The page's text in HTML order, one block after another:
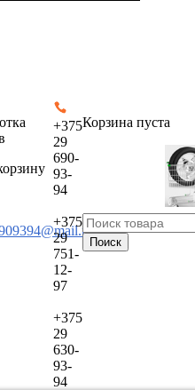
+375
29
690-
93-
94
+375
29
751-
12-
97
+375
29
630-
93-
94
Корзина пуста
Поиск